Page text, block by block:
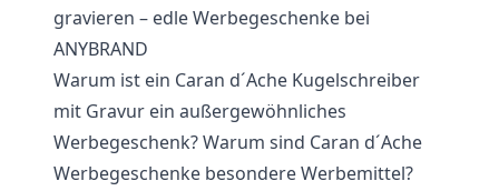
gravieren – edle Werbegeschenke bei
ANYBRAND
Warum ist ein Caran d´Ache Kugelschreiber
mit Gravur ein außergewöhnliches
Werbegeschenk? Warum sind Caran d´Ache
Werbegeschenke besondere Werbemittel?